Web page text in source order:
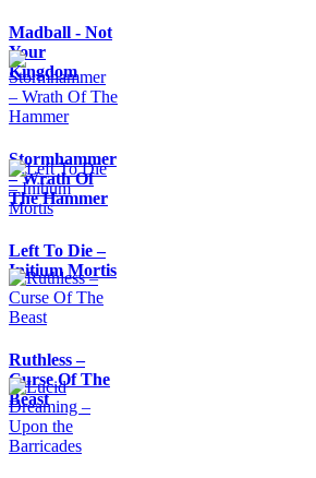
Madball - Not
Your
Kingdom
Stormhammer
– Wrath Of
The Hammer
Left To Die –
Initium Mortis
Ruthless –
Curse Of The
Beast